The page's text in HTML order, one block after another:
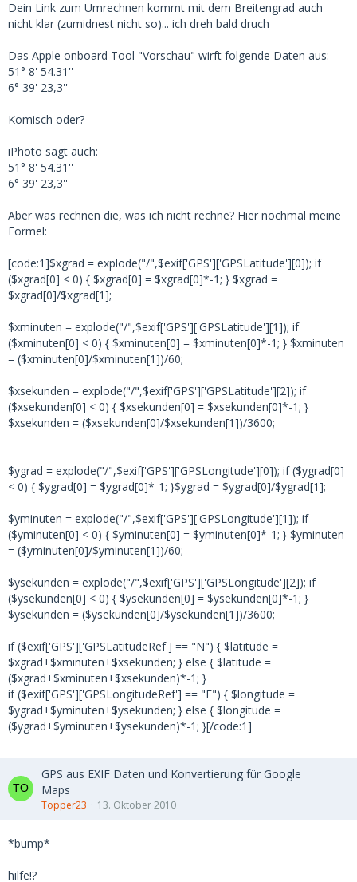
Dein Link zum Umrechnen kommt mit dem Breitengrad auch
nicht klar (zumidnest nicht so)... ich dreh bald druch
Das Apple onboard Tool "Vorschau" wirft folgende Daten aus:
51° 8' 54.31''
6° 39' 23,3''
Komisch oder?
iPhoto sagt auch:
51° 8' 54.31''
6° 39' 23,3''
Aber was rechnen die, was ich nicht rechne? Hier nochmal meine
Formel:
[code:1]$xgrad = explode("/",$exif['GPS']['GPSLatitude'][0]); if
($xgrad[0] < 0) { $xgrad[0] = $xgrad[0]*-1; } $xgrad =
$xgrad[0]/$xgrad[1];
$xminuten = explode("/",$exif['GPS']['GPSLatitude'][1]); if
($xminuten[0] < 0) { $xminuten[0] = $xminuten[0]*-1; } $xminuten
= ($xminuten[0]/$xminuten[1])/60;
$xsekunden = explode("/",$exif['GPS']['GPSLatitude'][2]); if
($xsekunden[0] < 0) { $xsekunden[0] = $xsekunden[0]*-1; }
$xsekunden = ($xsekunden[0]/$xsekunden[1])/3600;
$ygrad = explode("/",$exif['GPS']['GPSLongitude'][0]); if ($ygrad[0]
< 0) { $ygrad[0] = $ygrad[0]*-1; }$ygrad = $ygrad[0]/$ygrad[1];
$yminuten = explode("/",$exif['GPS']['GPSLongitude'][1]); if
($yminuten[0] < 0) { $yminuten[0] = $yminuten[0]*-1; } $yminuten
= ($yminuten[0]/$yminuten[1])/60;
$ysekunden = explode("/",$exif['GPS']['GPSLongitude'][2]); if
($ysekunden[0] < 0) { $ysekunden[0] = $ysekunden[0]*-1; }
$ysekunden = ($ysekunden[0]/$ysekunden[1])/3600;
if ($exif['GPS']['GPSLatitudeRef'] == "N") { $latitude =
$xgrad+$xminuten+$xsekunden; } else { $latitude =
($xgrad+$xminuten+$xsekunden)*-1; }
if ($exif['GPS']['GPSLongitudeRef'] == "E") { $longitude =
$ygrad+$yminuten+$ysekunden; } else { $longitude =
($ygrad+$yminuten+$ysekunden)*-1; }[/code:1]
GPS aus EXIF Daten und Konvertierung für Google
Maps
Topper23 13. Oktober 2010
*bump*
hilfe!?